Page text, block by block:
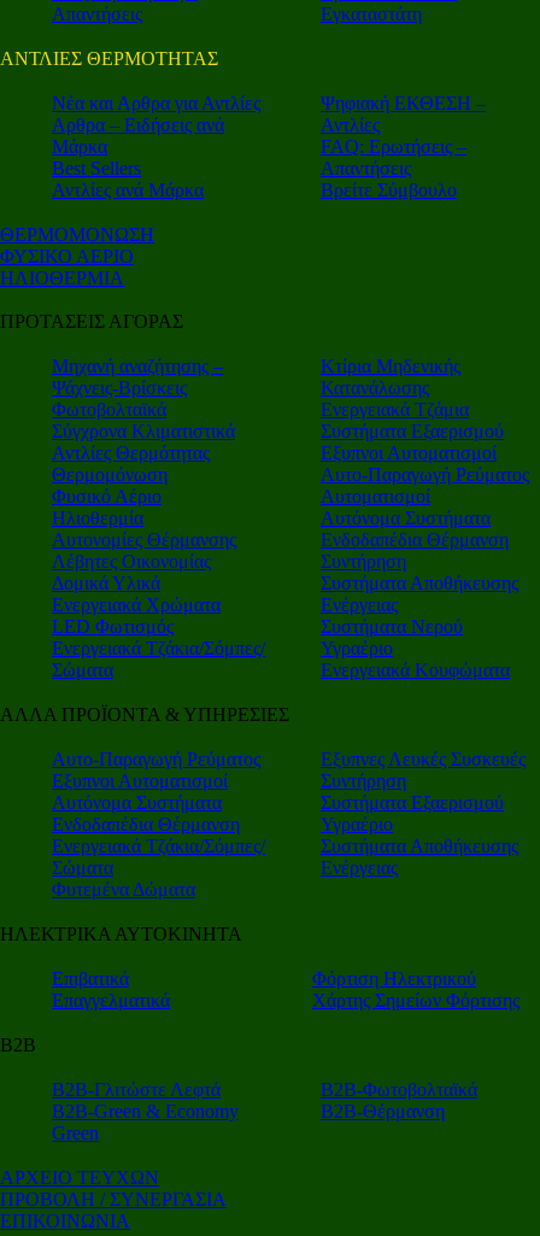
Απαντήσεις
Εγκαταστάτη
ΑΝΤΛΙΕΣ ΘΕΡΜΟΤΗΤΑΣ
Nέα και Αρθρα για Αντλίες
Αρθρα – Ειδήσεις ανά
Μάρκα
Best Sellers
Αντλίες ανά Μάρκα
Ψηφιακή ΕΚΘΕΣΗ –
Αντλίες
FAQ: Ερωτήσεις –
Απαντήσεις
Βρείτε Σύμβουλο
ΘΕΡΜΟΜΟΝΩΣΗ
ΦΥΣΙΚΟ ΑΕΡΙΟ
ΗΛΙΟΘΕΡΜΙΑ
ΠΡΟΤΑΣΕΙΣ ΑΓΟΡΑΣ
Μηχανή αναζήτησης –
Ψάχνεις-Βρίσκεις
Φωτοβολταϊκά
Σύγχρονα Κλιματιστικά
Αντλίες Θερμότητας
Θερμομόνωση
Φυσικό Αέριο
Ηλιοθερμία
Αυτονομίες Θέρμανσης
Λέβητες Οικονομίας
Δομικά Υλικά
Ενεργειακά Χρώματα
LED Φωτισμός
Ενεργειακά Τζάκια/Σόμπες/
Σώματα
Κτίρια Μηδενικής
Κατανάλωσης
Ενεργειακά Τζάμια
Συστήματα Εξαερισμού
Εξυπνοι Αυτοματισμοί
Αυτο-Παραγωγή Ρεύματος
Αυτοματισμοί
Αυτόνομα Συστήματα
Ενδοδαπέδια Θέρμανση
Συντήρηση
Συστήματα Αποθήκευσης
Ενέργειας
Συστήματα Νερού
Υγραέριο
Ενεργειακά Κουφώματα
ΑΛΛΑ ΠΡΟΪΟΝΤΑ & ΥΠΗΡΕΣΙΕΣ
Αυτο-Παραγωγή Ρεύματος
Εξυπνοι Αυτοματισμοί
Αυτόνομα Συστήματα
Ενδοδαπέδια Θέρμανση
Ενεργειακά Τζάκια/Σόμπες/
Σώματα
Φυτεμένα Δώματα
Εξυπνες Λευκές Συσκευές
Συντήρηση
Συστήματα Εξαερισμού
Υγραέριο
Συστήματα Αποθήκευσης
Ενέργειας
ΗΛΕΚΤΡΙΚΑ ΑΥΤΟΚΙΝΗΤΑ
Επιβατικά
Επαγγελματικά
Φόρτιση Ηλεκτρικού
Χάρτης Σημείων Φόρτισης
Β2Β
Β2Β-Γλιτώστε Λεφτά
Β2Β-Green & Economy
Green
Β2Β-Φωτοβολταϊκά
Β2Β-Θέρμανση
ΑΡΧΕΙΟ ΤΕΥΧΩΝ
ΠΡΟΒΟΛΗ / ΣΥΝΕΡΓΑΣΙΑ
ΕΠΙΚΟΙΝΩΝΙΑ